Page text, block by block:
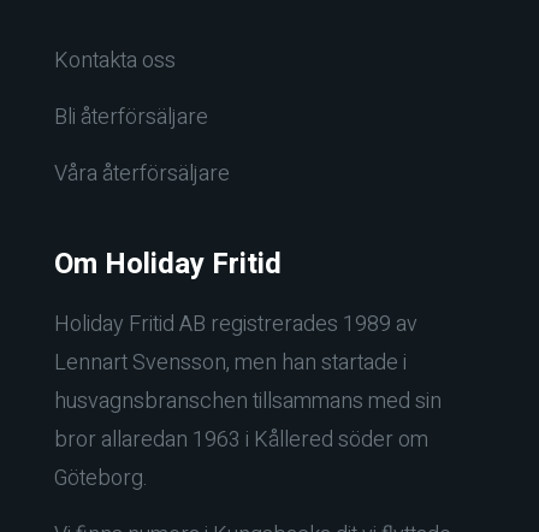
Kontakta oss
Bli återförsäljare
Våra återförsäljare
Om Holiday Fritid
Holiday Fritid AB registrerades 1989 av
Lennart Svensson, men han startade i
husvagnsbranschen tillsammans med sin
bror allaredan 1963 i Kållered söder om
Göteborg.